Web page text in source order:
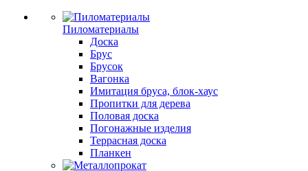
Пиломатериалы
Доска
Брус
Брусок
Вагонка
Имитация бруса, блок-хаус
Пропитки для дерева
Половая доска
Погонажные изделия
Террасная доска
Планкен